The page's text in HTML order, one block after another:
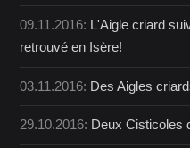
09.11.2016: L'Aigle criard
retrouvé en Isère!
03.11.2016: Des Aigles
29.10.2016: Deux Cisticoles